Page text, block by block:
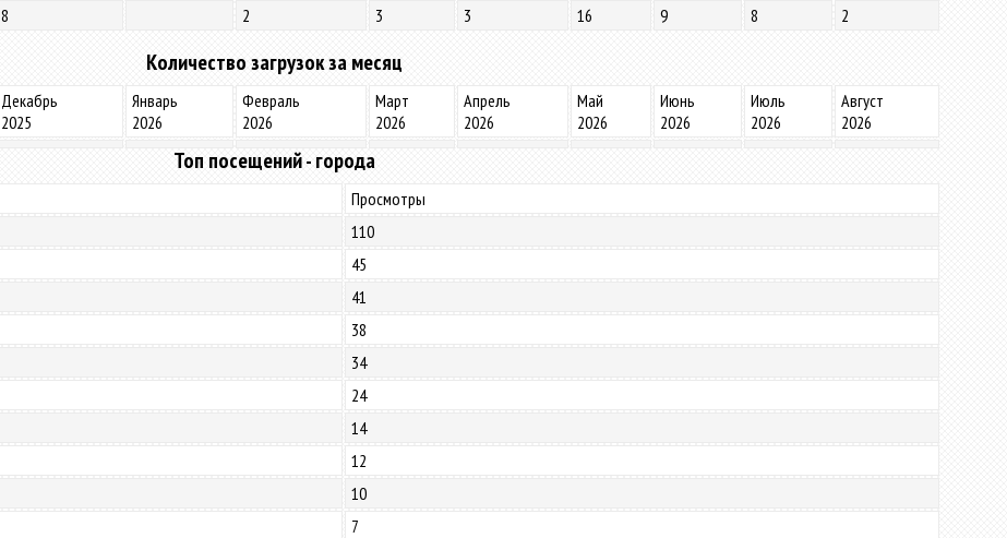
8 2 3 3 16 9 8 2
Количество загрузок за месяц
Декабрь
2025
Январь
2026
Февраль
2026
Март
2026
Апрель
2026
Май
2026
Июнь
2026
Июль
2026
Август
2026
Топ посещений - города
Просмотры
110
45
41
38
34
24
14
12
10
7